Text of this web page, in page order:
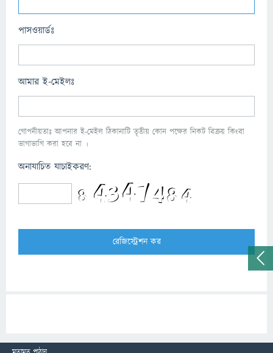
পাসওয়ার্ডঃ
আমার ই-মেইলঃ
গোপনীয়তাঃ আপনার ই-মেইল ঠিকানাটি তৃতীয় কোন পক্ষের নিকট বিক্রয় কিংবা
ভাগাভাগি করা হবে না ।
অনাযাচিত যাচাইকরণ: